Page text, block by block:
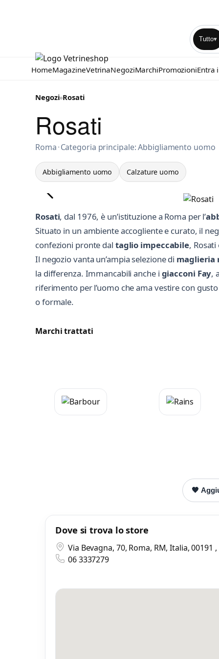
Tutto▾
HomeMagazineVetrinaNegoziMarchiPromozioniEntra
Negozi»Rosati
Rosati
Abbigliamento uomo a Roma
Roma·Categoria principale: Abbigliamento uomo
Abbigliamento uomo Calzature uomo
Rosati, dal 1976, è un’istituzione a Roma per l’
Situato in un ambiente accogliente e curato, il
confezioni pronte dal taglio impeccabile,
Il negozio vanta un’ampia selezione di maglieria
la differenza. Immancabili anche i giacconi Fay,
riferimento per l’uomo che ama vestire con
o formale.
Marchi trattati
🖤
Dove si trova lo store
Via Bevagna, 70, Roma, RM, Italia, 00191
06 3337279